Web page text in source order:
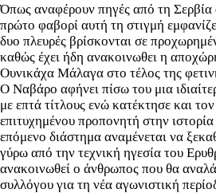
Όπως αναφέρουν πηγές από τη Σερβία
πρώτο φαβορί αυτή τη στιγμή
δυο πλευρές βρίσκονται σε
καθώς έχει ήδη ανακοινωθει η
Ουνικάχα Μάλαγα στο τέλος της
Ο Ναβάρο αφήνει πίσω του μια
με επτά τίτλους ενώ κατέκτησε και τον
επιτυχημένου προπονητή στην
επόμενο διάστημα αναμένεται να
γύρω από την τεχνική ηγεσία του
ανακοινωθεί ο άνθρωπος που θα
συλλόγου για τη νέα αγωνιστική